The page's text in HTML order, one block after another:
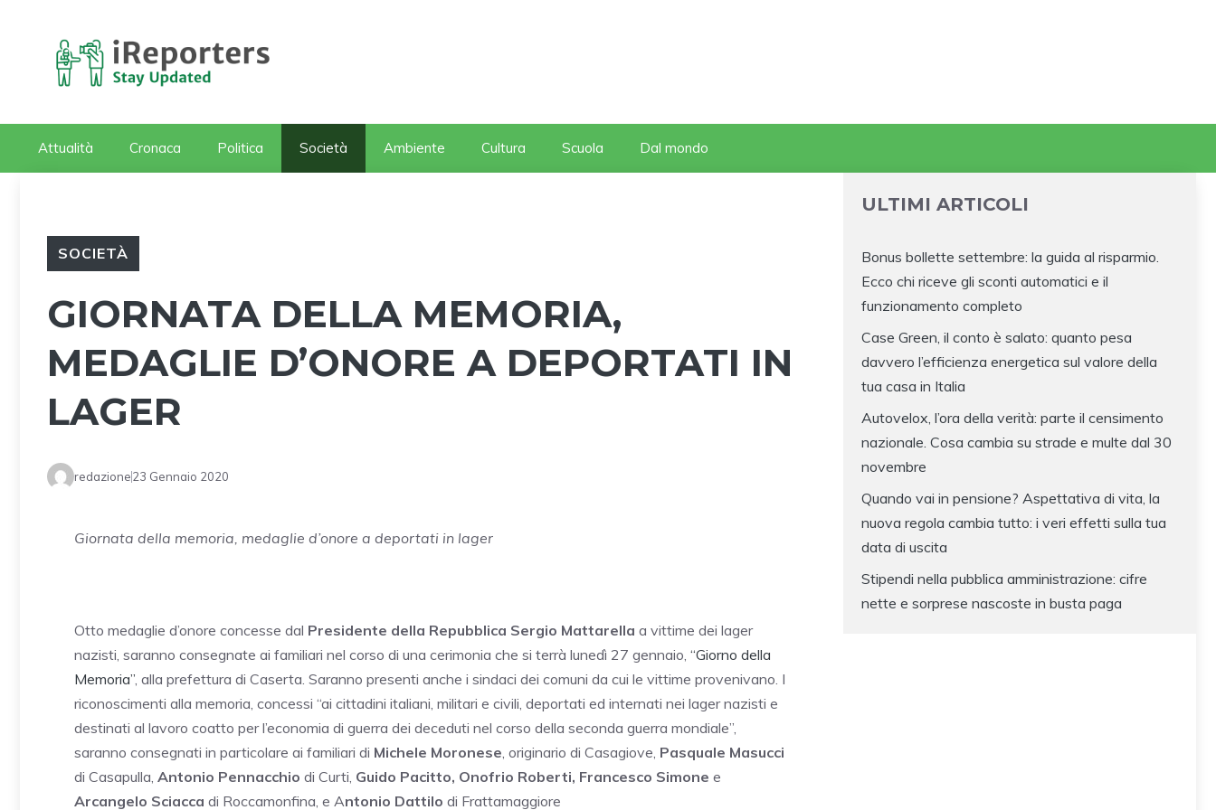
contenuto
Attualità Cronaca Politica Società Ambiente Cultura Scuola Dal mondo
SOCIETÀ
GIORNATA DELLA MEMORIA,
MEDAGLIE D’ONORE A DEPORTATI IN
LAGER
redazione23 Gennaio 2020
Giornata della memoria, medaglie d’onore a deportati in lager
Otto medaglie d’onore concesse dal Presidente della Repubblica Sergio Mattarella a vittime dei lager
nazisti, saranno consegnate ai familiari nel corso di una cerimonia che si terrà lunedì 27 gennaio, “Giorno della
Memoria”, alla prefettura di Caserta. Saranno presenti anche i sindaci dei comuni da cui le vittime provenivano. I
riconoscimenti alla memoria, concessi “ai cittadini italiani, militari e civili, deportati ed internati nei lager nazisti e
destinati al lavoro coatto per l’economia di guerra dei deceduti nel corso della seconda guerra mondiale”,
saranno consegnati in particolare ai familiari di Michele Moronese, originario di Casagiove, Pasquale Masucci
di Casapulla, Antonio Pennacchio di Curti, Guido Pacitto, Onofrio Roberti, Francesco Simone e
Arcangelo Sciacca di Roccamonfina, e Antonio Dattilo di Frattamaggiore
ULTIMI ARTICOLI
Bonus bollette settembre: la guida al risparmio.
Ecco chi riceve gli sconti automatici e il
funzionamento completo
Case Green, il conto è salato: quanto pesa
davvero l’efficienza energetica sul valore della
tua casa in Italia
Autovelox, l’ora della verità: parte il censimento
nazionale. Cosa cambia su strade e multe dal 30
novembre
Quando vai in pensione? Aspettativa di vita, la
nuova regola cambia tutto: i veri effetti sulla tua
data di uscita
Stipendi nella pubblica amministrazione: cifre
nette e sorprese nascoste in busta paga